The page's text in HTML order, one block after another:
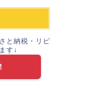
と納税・リピ
す↓